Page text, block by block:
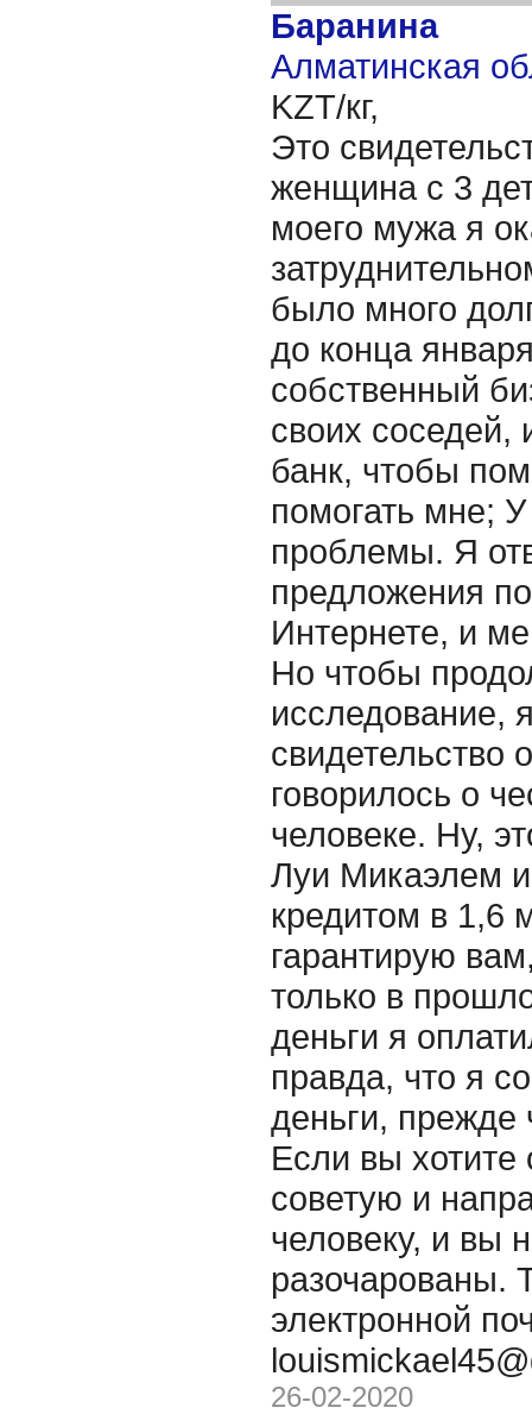
Баранина
Алматинская
KZT/кг,
Это
женщина с 3
моего мужа я
было много
до конца
собственный
своих соседей,
банк, чтобы
помогать мне;
проблемы. Я
предложения
Интернете, и
Но чтобы
исследование,
свидетельство
говорилось о
человеке. Ну,
Луи Микаэлем
кредитом в 1,6
гарантирую
только в
деньги я
правда, что я
деньги, прежде
Если вы хотите
советую и
человеку, и вы
разочарованы.
электронной
26-02-2020